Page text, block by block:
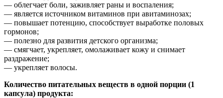
— облегчает боли, заживляет раны и воспаления;
— является источником витаминов при авитаминозах;
— повышает потенцию, способствует выработке половых
гормонов;
— полезно для развития детского организма;
— смягчает, укрепляет, омолаживает кожу и снимает
раздражение;
— укрепляет волосы.
Количество питательных веществ в одной порции (1
капсула) продукта: